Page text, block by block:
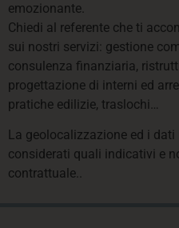
emozionante.
Chiedi al referente che ti
sui nostri servizi: gestione
consulenza finanziaria,
progettazione di interni ed
pratiche edilizie, traslochi…
La geolocalizzazione ed i
considerati quali indicativi e
contrattuale..